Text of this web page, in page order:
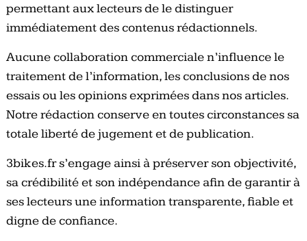
permettant aux lecteurs de le distinguer
immédiatement des contenus rédactionnels.
Aucune collaboration commerciale n’influence le
traitement de l’information, les conclusions de nos
essais ou les opinions exprimées dans nos articles.
Notre rédaction conserve en toutes circonstances sa
totale liberté de jugement et de publication.
3bikes.fr s’engage ainsi à préserver son objectivité,
sa crédibilité et son indépendance afin de garantir à
ses lecteurs une information transparente, fiable et
digne de confiance.